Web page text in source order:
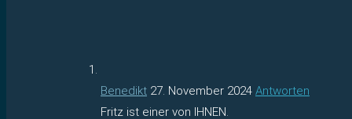
Benedikt 27. November 2024 Antworten
Fritz ist einer von IHNEN.